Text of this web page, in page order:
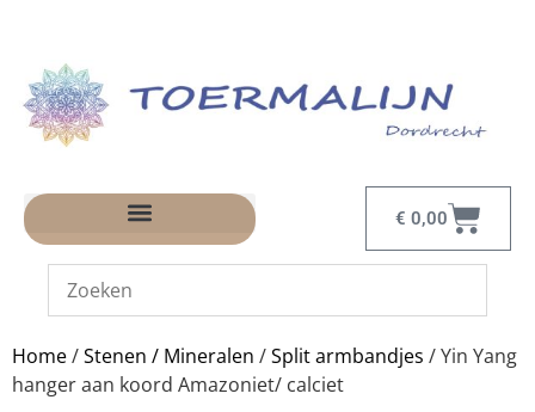
€ 0,00
Home/Stenen / Mineralen /Split armbandjes / Yin Yang
hanger aan koord Amazoniet/ calciet